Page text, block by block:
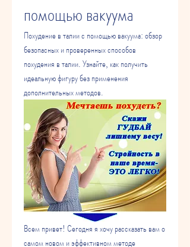
помощью вакуума
Похудение в талии с помощью вакуума: обзор
безопасных и проверенных способов
похудения в талии. Узнайте, как получить
идеальную фигуру без применения
дополнительных методов.
Всем привет! Сегодня я хочу рассказать вам о
самом новом и эффективном методе